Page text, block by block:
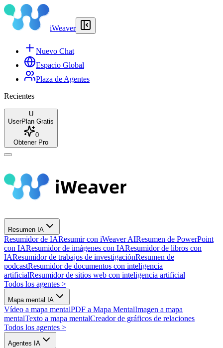
iWeaver
Nuevo Chat
Espacio Global
Plaza de Agentes
Recientes
U
UserPlan Gratis
0
Obtener Pro
Resumen IA
Resumidor de IAResumir con iWeaver AIResumen de PowerPoint
con IAResumidor de imágenes con IAResumidor de libros con
IAResumidor de trabajos de investigaciónResumen de
podcastResumidor de documentos con inteligencia
artificialResumidor de sitios web con inteligencia artificial
Todos los agentes >
Mapa mental IA
Vídeo a mapa mentalPDF a Mapa MentalImagen a mapa
mentalTexto a mapa mentalCreador de gráficos de relaciones
Todos los agentes >
Agentes IA